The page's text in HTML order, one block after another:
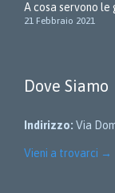
A cosa servono le
21 Febbraio 2021
Dove Siamo
Indirizzo: Via
Vieni a trovarci →